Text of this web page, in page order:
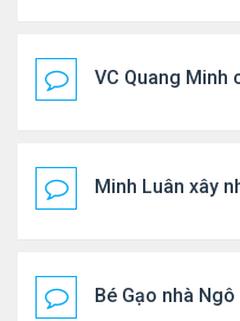
VC Quang Minh
Minh Luân xây
Bé Gạo nhà